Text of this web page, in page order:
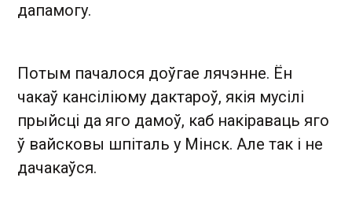
дапамогу.
Потым пачалося доўгае лячэнне. Ён
чакаў кансіліюму дактароў, якія мусілі
прыйсці да яго дамоў, каб накіраваць яго
ў вайсковы шпіталь у Мінск. Але так і не
дачакаўся.